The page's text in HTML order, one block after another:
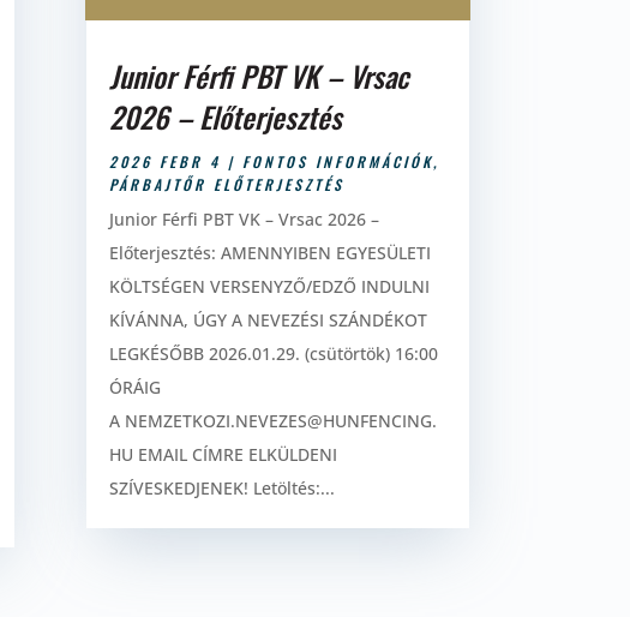
Junior Férfi PBT VK – Vrsac
2026 – Előterjesztés
2026 FEBR 4 | FONTOS INFORMÁCIÓK,
PÁRBAJTŐR ELŐTERJESZTÉS
Junior Férfi PBT VK – Vrsac 2026 –
Előterjesztés: AMENNYIBEN EGYESÜLETI
KÖLTSÉGEN VERSENYZŐ/EDZŐ INDULNI
KÍVÁNNA, ÚGY A NEVEZÉSI SZÁNDÉKOT
LEGKÉSŐBB 2026.01.29. (csütörtök) 16:00
ÓRÁIG
A NEMZETKOZI.NEVEZES@HUNFENCING.
HU EMAIL CÍMRE ELKÜLDENI
SZÍVESKEDJENEK! Letöltés:...